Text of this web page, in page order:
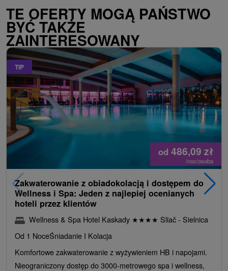
TE OFERTY MOGĄ PAŃSTWO
BYĆ TAKŻE
ZAINTERESOWANY
TIP
od 486,09 zł
/noc/osoba
Zakwaterowanie z obiadokolacją i dostępem do
Wellness i Spa: Jeden z najlepiej ocenianych
hoteli przez klientów
Wellness & Spa Hotel Kaskady ★★★★ Sliač - Sielnica
Od 1 NoceŚniadanie I Kolacja
Komfortowe zakwaterowanie z wyżywieniem HB i napojami.
Nieograniczony dostęp do 3000-metrowego spa i wellness,